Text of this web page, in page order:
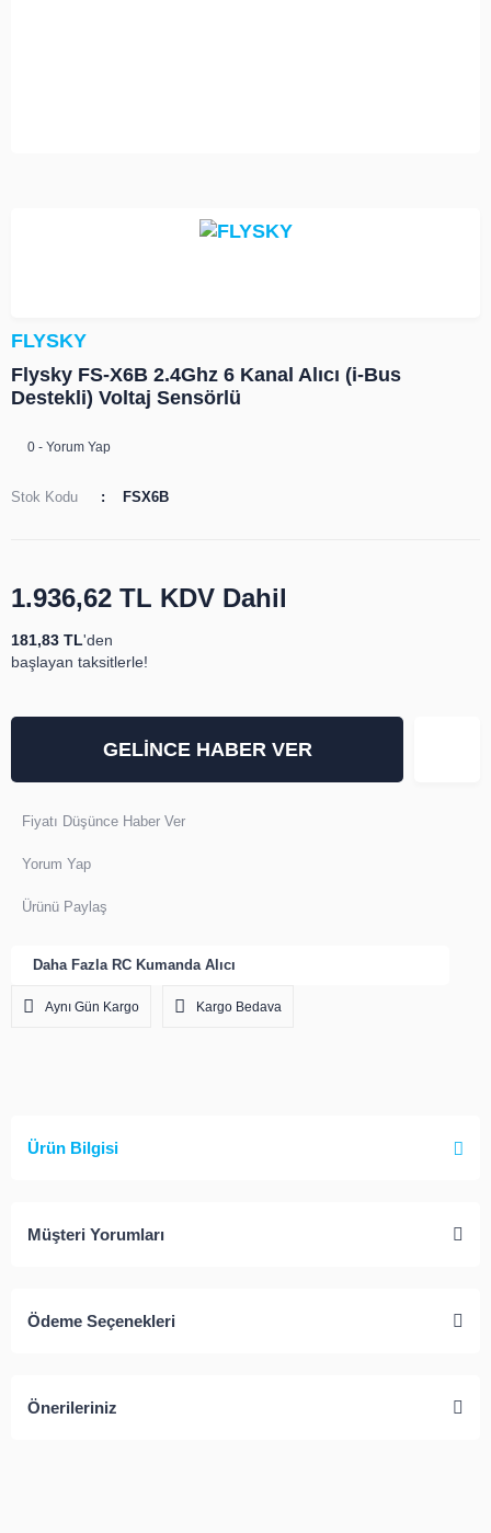
FLYSKY
Flysky FS-X6B 2.4Ghz 6 Kanal Alıcı (i-Bus
Destekli) Voltaj Sensörlü
0 - Yorum Yap
Stok Kodu FSX6B
1.936,62 TL KDV Dahil
181,83 TL'den
başlayan taksitlerle!
GELİNCE HABER VER
Fiyatı Düşünce Haber Ver
Yorum Yap
Ürünü Paylaş
Daha Fazla RC Kumanda Alıcı
Aynı Gün Kargo Kargo Bedava
Ürün Bilgisi
Müşteri Yorumları
Ödeme Seçenekleri
Önerileriniz